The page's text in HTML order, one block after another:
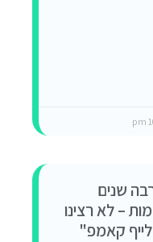
שנים
– לא רצינו
קאמפ"